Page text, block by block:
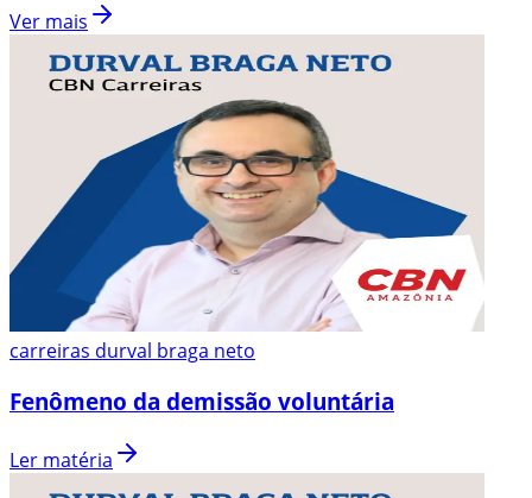
Ver mais
carreiras durval braga neto
Fenômeno da demissão voluntária
Ler matéria